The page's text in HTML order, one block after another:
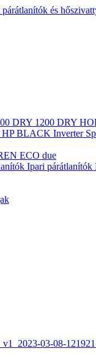
és
DRY 1200 DRY
HP BLACK Inverter
ECO due
Ipari párátlanítók
03-08-